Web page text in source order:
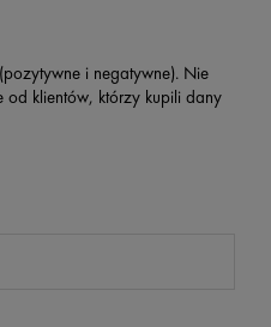
i negatywne). Nie
klientów, którzy kupili dany